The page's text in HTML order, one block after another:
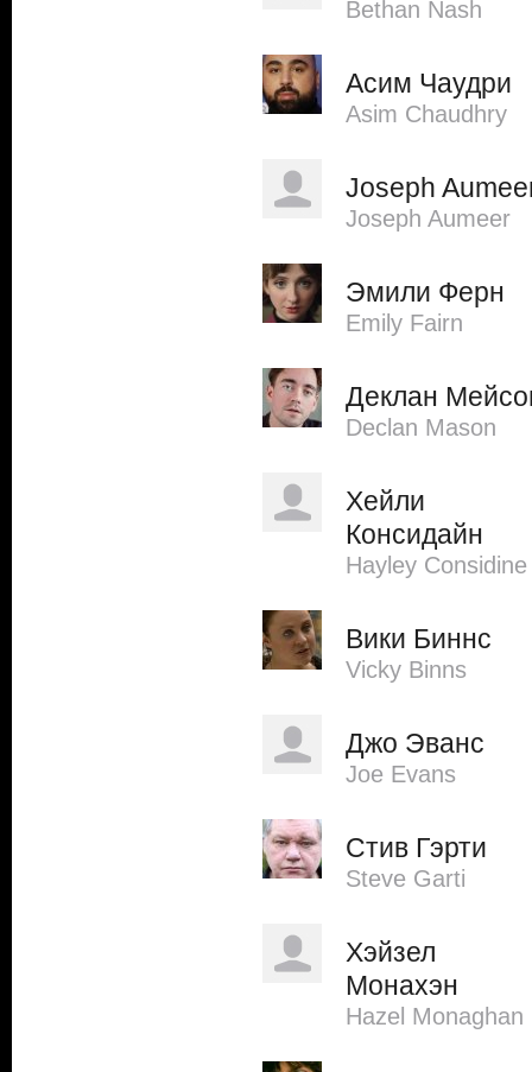
Bethan Nash
Асим Чаудри
Asim Chaudhry
Joseph
Joseph Aumeer
Эмили Ферн
Emily Fairn
Деклан
Declan Mason
Хейли
Консидайн
Hayley Considine
Вики Биннс
Vicky Binns
Джо Эванс
Joe Evans
Стив Гэрти
Steve Garti
Хэйзел
Монахэн
Hazel Monaghan